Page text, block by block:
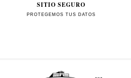
SITIO SEGURO
PROTEGEMOS TUS DATOS